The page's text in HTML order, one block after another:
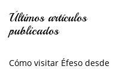
Últimos artículos
publicados
Cómo visitar Éfeso desde